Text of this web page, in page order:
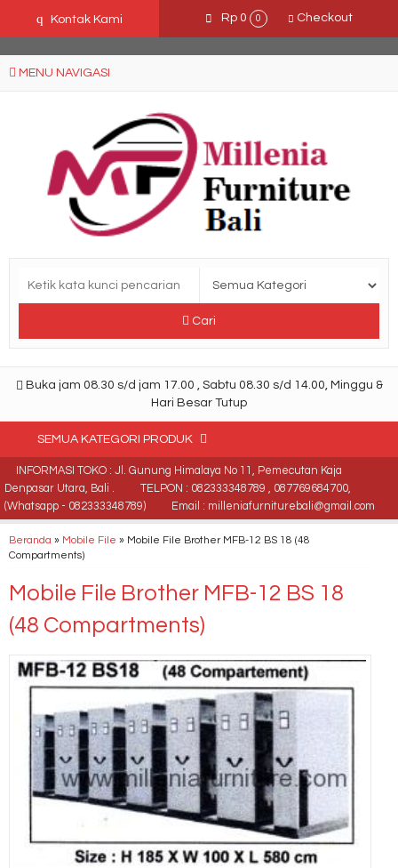
Ffn26mCseQzwzJTw3smpNE8Nti1cAw6hYZWaSDjvoqs
q Kontak Kami Rp 0 0 Checkout
MENU NAVIGASI
Cari
Buka jam 08.30 s/d jam 17.00 , Sabtu 08.30 s/d 14.00, Minggu &
Hari Besar Tutup
SEMUA KATEGORI PRODUK
INFORMASI TOKO : Jl. Gunung Himalaya No 11, Pemecutan Kaja
Denpasar Utara, Bali .
TELPON : 082333348789 , 087769684700,
(Whatsapp - 082333348789)
Email : milleniafurniturebali@gmail.com
Beranda » Mobile File » Mobile File Brother MFB-12 BS 18 (48
Compartments)
Mobile File Brother MFB-12 BS 18
(48 Compartments)